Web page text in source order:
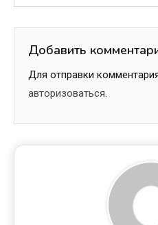
Добавить
Для отправки
авторизоваться